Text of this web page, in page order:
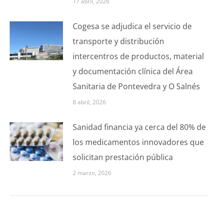
Cogesa se adjudica el servicio de
transporte y distribución
intercentros de productos, material
y documentación clínica del Área
Sanitaria de Pontevedra y O Salnés
8 abril, 2026
Sanidad financia ya cerca del 80% de
los medicamentos innovadores que
solicitan prestación pública
2 marzo, 2026